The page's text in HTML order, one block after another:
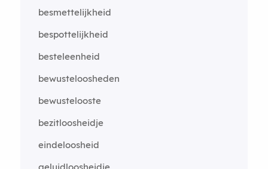
besmettelijkheid
bespottelijkheid
besteleenheid
bewusteloosheden
bewustelooste
bezitloosheidje
eindeloosheid
geluidloosheidje